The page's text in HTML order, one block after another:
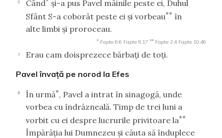
6 Când şi-a pus Pavel mâinile peste ei, Duhul
Sfânt S-a coborât peste ei şi vorbeau** în
alte limbi şi proroceau.
* Fapte 6:6 Fapte 8:17 ** Fapte 2:4 Fapte 10:46
7
Erau cam doisprezece bărbaţi de toţi.
Pavel învaţă pe norod la Efes
8 În urmă*, Pavel a intrat în sinagogă, unde
vorbea cu îndrăzneală. Timp de trei luni a
vorbit cu ei despre lucrurile privitoare la**
Împărăţia lui Dumnezeu şi căuta să înduplece